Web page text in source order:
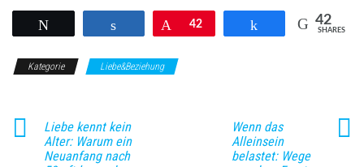
Pin
42 Teilen 42
SHARES
Kategorie Liebe&Beziehung
Liebe kennt kein
Alter: Warum ein
Neuanfang nach
Wenn das
Alleinsein
belastet: Wege